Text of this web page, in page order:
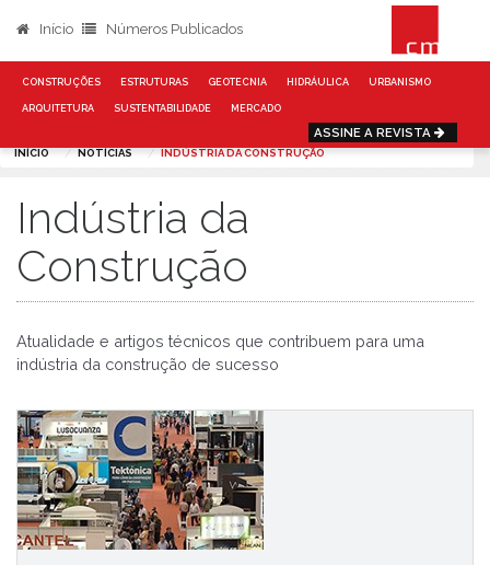
Início Números Publicados
CONSTRUÇÕES ESTRUTURAS GEOTECNIA HIDRÁULICA URBANISMO
ARQUITETURA SUSTENTABILIDADE MERCADO
ASSINE A REVISTA
INÍCIO NOTÍCIAS INDÚSTRIA DA CONSTRUÇÃO
Indústria da
Construção
Atualidade e artigos técnicos que contribuem para uma
indústria da construção de sucesso